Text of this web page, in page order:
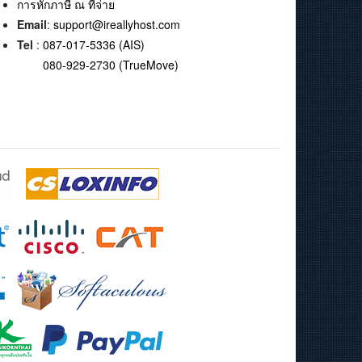
การหักภาษี ณ ที่จ่าย
Email: support@ireallyhost.com
Tel : 087-017-5336 (AIS)
080-929-2730 (TrueMove)